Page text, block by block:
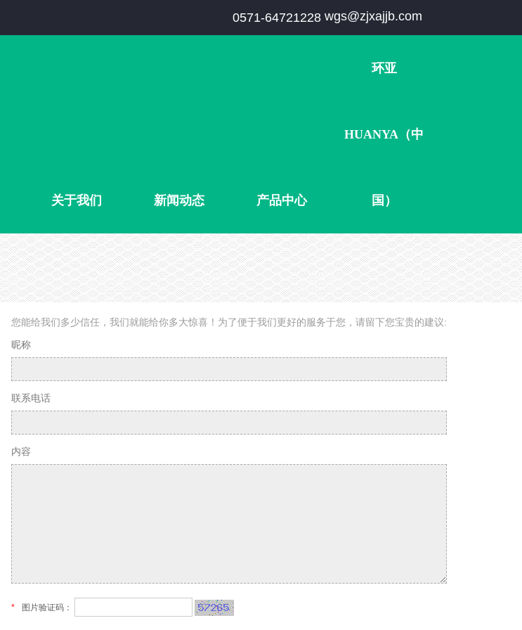
0571-64721228 wgs@zjxajjb.com
关于我们 新闻动态 产品中心
环亚
HUANYA（中
国）
您能给我们多少信任，我们就能给你多大惊喜！为了便于我们更好的服务于您，请留下您宝贵的建议:
昵称
联系电话
内容
* 图片验证码：